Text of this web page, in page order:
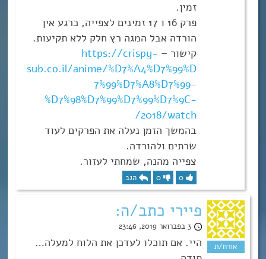
זמין.
פרק 16 ו 17 זמינים לצפייה, כרגע אין
הורדה אבל המגה רץ חלק ללא תקיעות.
קישור – https://crispy-
sub.co.il/anime/%D7%A4%D7%99%D
7%99%D7%A8%D7%99-
%D7%98%D7%99%D7%99%D7%9C-
2018/watch/
בהמשך הזמן נעלה את הפרקים לעוד
שרתים ולהורדה.
צפייה מהנה, שמחתי לעזור.
0
0 הגב
פיירי כתב/ה:
3 בפברואר 2019, 23:46
היי. אם תוכלו לעדכן את הלוח למעלה…